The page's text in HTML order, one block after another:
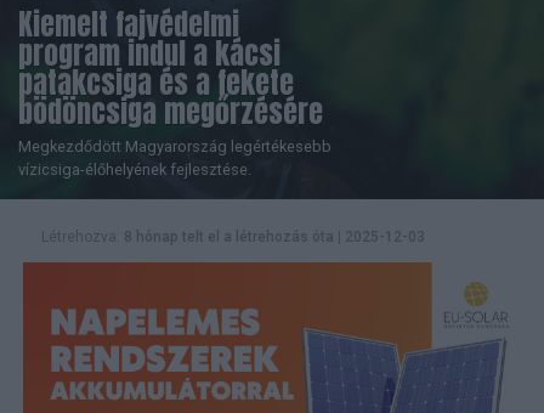
Kiemelt fajvédelmi
program indul a kácsi
patakcsiga és a fekete
bödöncsiga megőrzésére
Megkezdődött Magyarország legértékesebb
vízicsiga-élőhelyének fejlesztése.
Létrehozva: 8 hónap telt el a létrehozás óta 2025-12-03